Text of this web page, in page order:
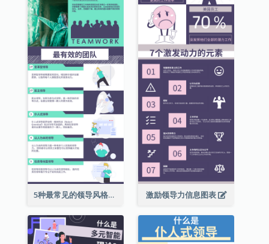
5种最常见的领导风格信息图表 激励领导力信息图表